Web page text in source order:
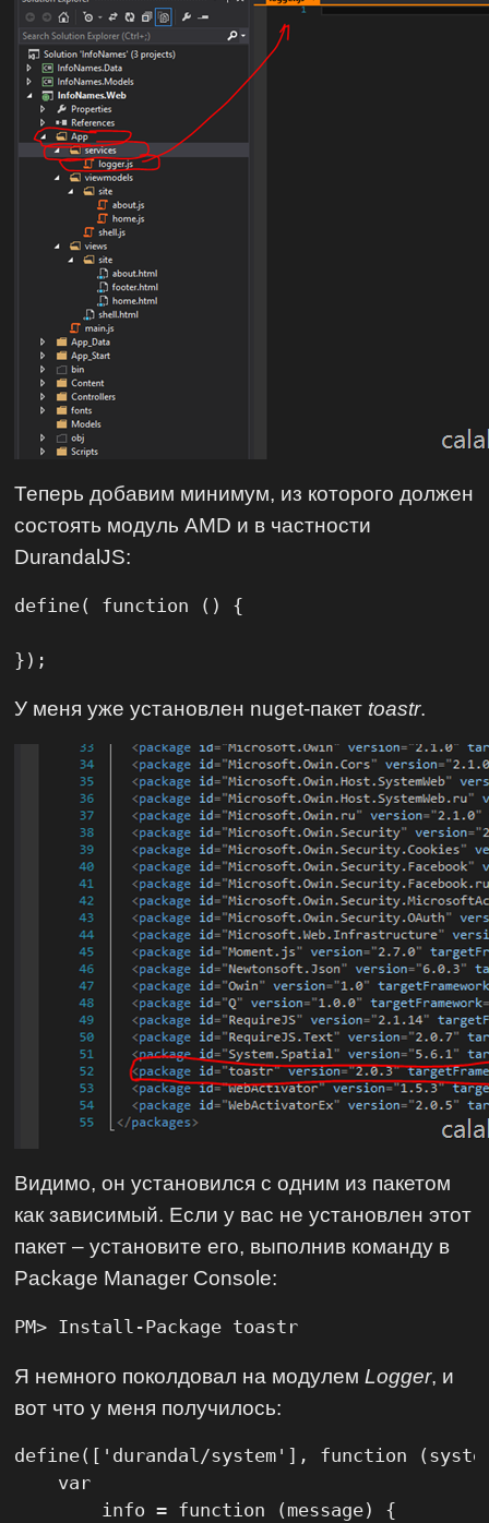
Теперь добавим минимум, из которого должен
состоять модуль AMD и в частности
DurandalJS:
define( function () {
});
У меня уже установлен nuget-пакет toastr.
Видимо, он установился с одним из пакетом
как зависимый. Если у вас не установлен этот
пакет – установите его, выполнив команду в
Package Manager Console:
PM> Install-Package toastr
Я немного поколдовал на модулемLogger, и
вот что у меня получилось:
define(['durandal/system'], function
    var
        info = function (message) {